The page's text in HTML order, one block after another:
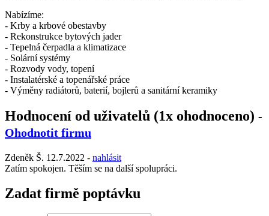
Nabízíme:
- Krby a krbové obestavby
- Rekonstrukce bytových jader
- Tepelná čerpadla a klimatizace
- Solární systémy
- Rozvody vody, topení
- Instalatérské a topenářské práce
- Výměny radiátorů, baterií, bojlerů a sanitární keramiky
Hodnocení od uživatelů (1x ohodnoceno) -
Ohodnotit firmu
Zdeněk Š. 12.7.2022 - nahlásit
Zatím spokojen. Těším se na další spolupráci.
Zadat firmě poptávku